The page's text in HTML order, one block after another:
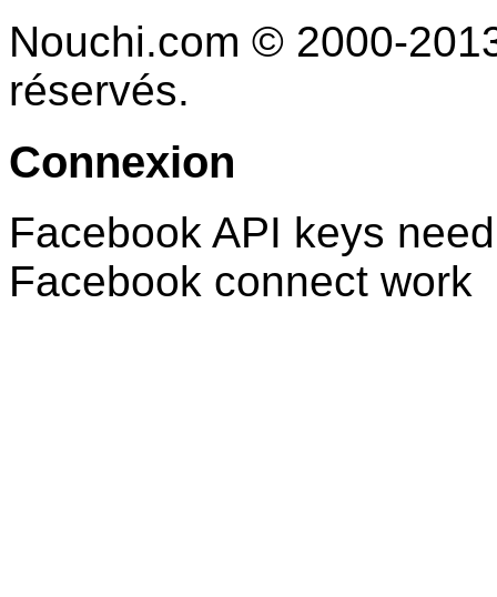
Nouchi.com © 2000-
réservés.
Connexion
Facebook API keys
Facebook connect work